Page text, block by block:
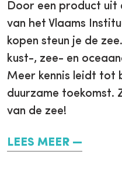
Door een product uit
van het Vlaams
kopen steun je de
kust-, zee- en
Meer kennis leidt tot
duurzame toekomst.
van de zee!
LEES MEER